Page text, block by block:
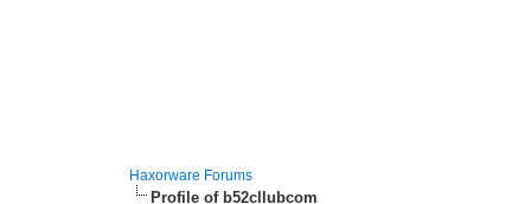
Haxorware Forums
Profile of b52cllubcom